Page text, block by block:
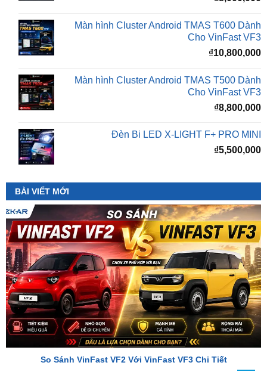
₫10,800,000
Màn hình Cluster Android TMAS T500 Dành
₫8,800,000
Đèn Bi LED X-LIGHT F+ PRO MINI
BÀI VIẾT MỚI
So Sánh VinFast VF2 Với VinFast VF3 Chi Tiết